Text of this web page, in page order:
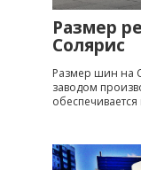
Размер
Солярис
Размер шин на
заводом